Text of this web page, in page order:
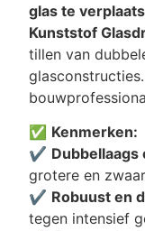
glas te
Kunststof
tillen van
✅ Kenmerken:
✔️
grotere en
✔️ Robuust en
tegen intensief